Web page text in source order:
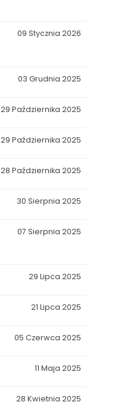
09 Stycznia 2026
03 Grudnia 2025
29 Października 2025
29 Października 2025
28 Października 2025
30 Sierpnia 2025
07 Sierpnia 2025
29 Lipca 2025
21 Lipca 2025
05 Czerwca 2025
11 Maja 2025
28 Kwietnia 2025